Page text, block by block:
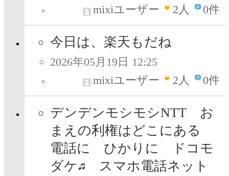
mixiユーザー
2人 0件
今日は、楽天もだね
2026年05月19日 12:25
mixiユーザー
2人 0件
デンデンモシモシNTT お
まえの利権はどこにある
電話に ひかりに ドコモ
ダケ
スマホ電話ネット